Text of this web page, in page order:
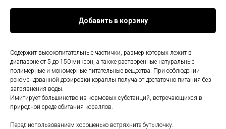
Добавить в корзину
Содержит высокопитательные частички, размер которых лежит в
диапазоне от 5 до 150 микрон, а также растворенные натуральные
полимерные и мономерные питательные вещества. При соблюдении
рекомендованной дозировки кораллы получают достаточно питания без
загрязнения воды.
Имитирует большинство из кормовых субстанций, встречающихся в
природной среде обитания кораллов.
Перед использованием хорошенько встряхните бутылочку.